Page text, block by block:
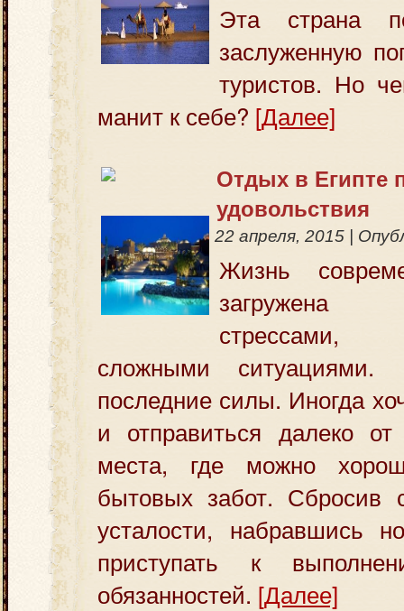
Эта страна
заслуженную
туристов. Но
манит к себе? [Далее]
Отдых в Египте
удовольствия
22 апреля, 2015
Жизнь
загружена
стрессами,
сложными
последние силы. Иногда
и отправиться далеко
места, где можно
бытовых забот. Сбросив
усталости, набравшись
приступать к
обязанностей. [Далее]